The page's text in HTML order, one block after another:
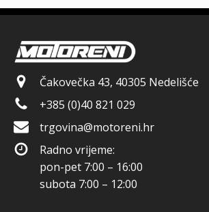
Čakovečka 43, 40305 Nedelišće
+385 (0)40 821 029
trgovina@motoreni.hr
Radno vrijeme:
pon-pet 7:00 – 16:00
subota 7:00 – 12:00